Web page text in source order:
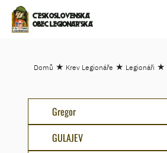
ČESKOSLOVENSKÁ
OBEC LEGIONÁŘSKÁ
Domů ★ Krev Legionáře ★ Legionáři ★